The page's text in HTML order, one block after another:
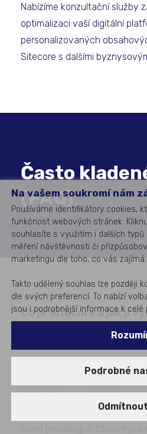
Nabízíme konzultační služby
optimalizaci vaší digitální
personalizovaných
Sitecore s dalšími
Často
(FAQ)
Co je Sitecore a jak ji
komplexní
(CMS), Sitecore XP (DXP s
automatizací), Content Hub
Na vašem soukromí nám
Používáme identifikátory cookies,
funkčnost webových stránek.
souhlasíte s využitím i dalších
měření návštěvnosti či
marketingu dle toho, co vás zajímá.
Takto udělený souhlas lze později
dle svých preferencí. To nabízí
jsou i podrobnější informace k celé
Podrobné